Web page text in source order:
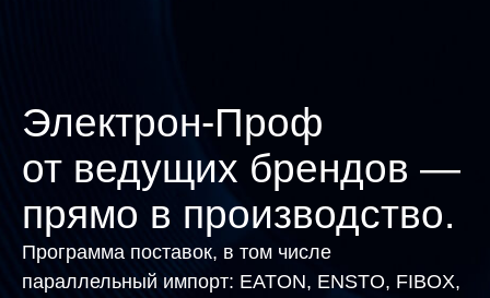
Электрон-Проф
от ведущих брендов —
прямо в производство.
Программа поставок, в том числе
параллельный импорт: EATON, ENSTO, FIBOX,